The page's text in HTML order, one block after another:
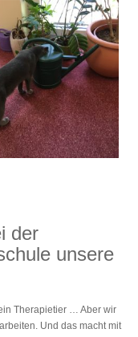
der
unsere
Therapietier … Aber wir
Und das macht mit